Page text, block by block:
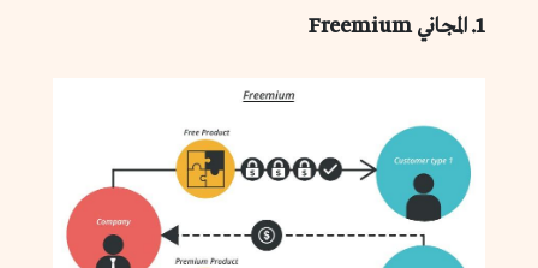
1. المجاني Freemium